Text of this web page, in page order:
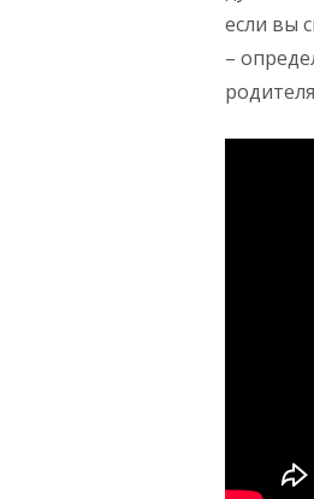
если вы
–